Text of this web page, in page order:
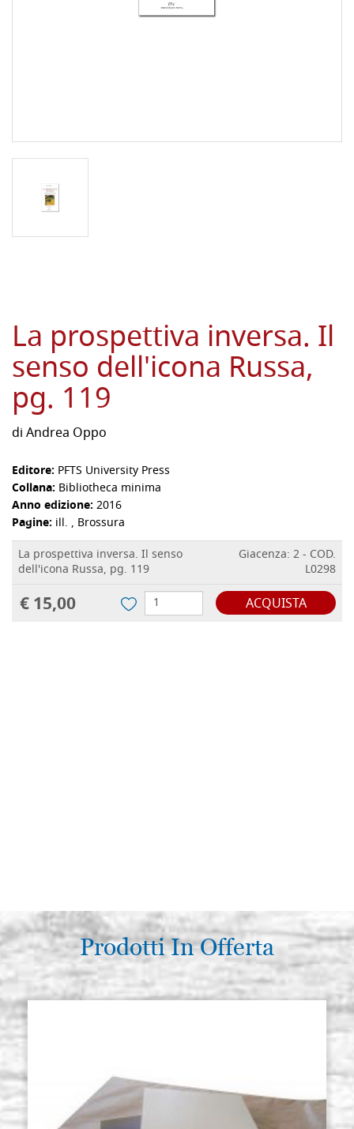
La prospettiva inversa. Il
senso dell'icona Russa,
pg. 119
diAndrea Oppo
Editore: PFTS University Press
Collana: Bibliotheca minima
Anno edizione: 2016
Pagine: ill. , Brossura
La prospettiva inversa. Il senso
dell'icona Russa, pg. 119
Giacenza: 2 - COD.
L0298
€ 15,00 ACQUISTA
Prodotti In Offerta